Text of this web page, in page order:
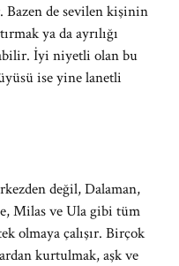
Bazen de sevilen kişinin
ya da ayrılığı
İyi niyetli olan bu
ise yine lanetli
değil, Dalaman,
Milas ve Ula gibi tüm
olmaya çalışır. Birçok
kurtulmak, aşk ve